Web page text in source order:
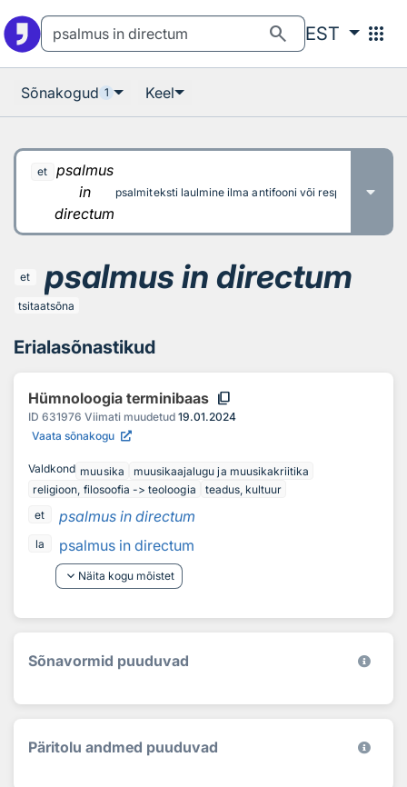
search EST apps
Sõnakogud 1 Keel
et
psalmus
in
directum
psalmiteksti laulmine ilma antifooni või
et psalmus in directum
tsitaatsõna
Erialasõnastikud
Hümnoloogia terminibaas content_copy
ID 631976 Viimati muudetud 19.01.2024
Vaata sõnakogu
Valdkond muusika
muusikaajalugu ja muusikakriitika
religioon, filosoofia -> teoloogia
teadus, kultuur
et
psalmus in directum
la
psalmus in directum
keyboard_arrow_down Näita kogu mõistet
Sõnavormid puuduvad
Päritolu andmed puuduvad